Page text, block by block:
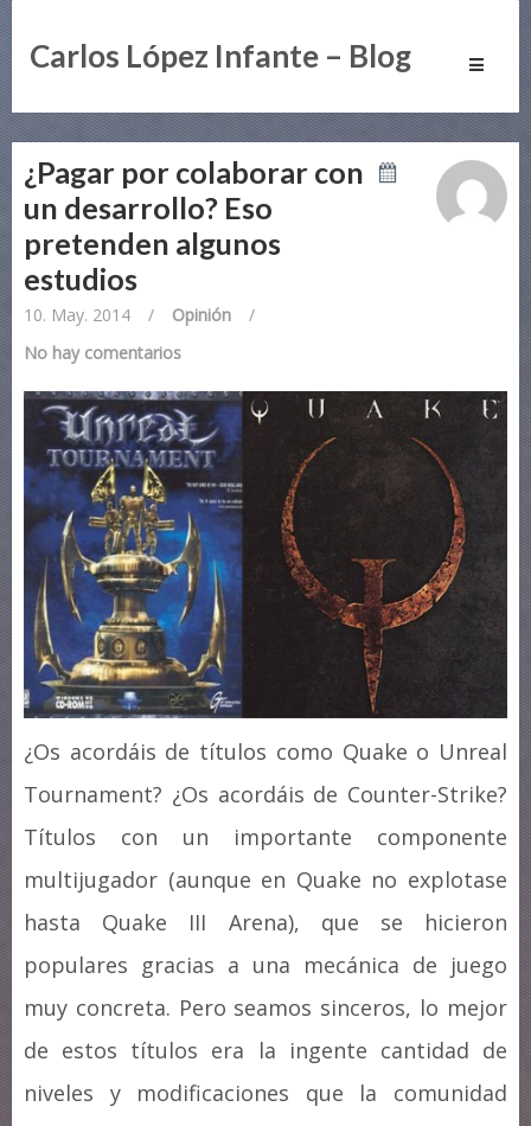
Toggle
Carlos López Infante – Blog
¿Pagar por colaborar con
un desarrollo? Eso
pretenden algunos
estudios
10. May. 2014 / Opinión
/
No hay comentarios
¿Os acordáis de títulos como Quake o Unreal
Tournament? ¿Os acordáis de Counter-Strike?
Títulos con un importante componente
multijugador (aunque en Quake no explotase
hasta Quake III Arena), que se hicieron
populares gracias a una mecánica de juego
muy concreta. Pero seamos sinceros, lo mejor
de estos títulos era la ingente cantidad de
niveles y modificaciones que la comunidad